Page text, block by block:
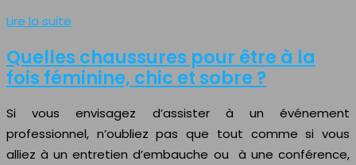
Lire la suite
Quelles chaussures pour être à la
fois féminine, chic et sobre ?
Si vous envisagez d’assister à un événement
professionnel, n’oubliez pas que tout comme si vous
alliez à un entretien d’embauche ou à une conférence,